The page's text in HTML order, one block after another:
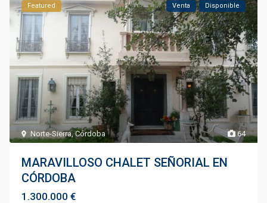
64
Norte-Sierra,Córdoba
Featured Venta Disponible
MARAVILLOSO CHALET SEÑORIAL EN
CÓRDOBA
1.300.000 €